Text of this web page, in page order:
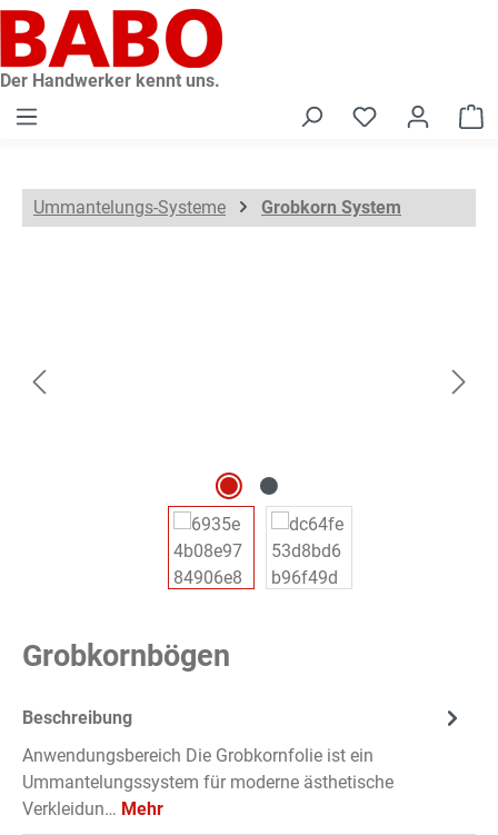
springen
Der Handwerker kennt uns.
Ummantelungs-Systeme Grobkorn System
Grobkornbögen
Beschreibung
Anwendungsbereich Die Grobkornfolie ist ein
Ummantelungssystem für moderne ästhetische
Verkleidun… Mehr